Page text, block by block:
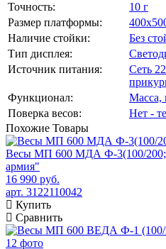
Точность:
10 г
Размер платформы:
Наличие стойки:
Без
Тип дисплея:
Источник питания:
Сеть
Функционал:
Масса,
Поверка весов:
Нет -
Похожие Товары
Весы МП 600 МДА Ф-3(100/200;
армия"
16 990 руб.
арт. 3122110042
Купить
Сравнить